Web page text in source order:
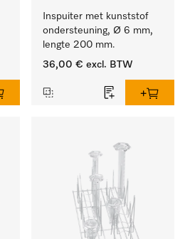
Inspuiter met kunststof
ondersteuning, Ø 6 mm,
lengte 200 mm.
36,00 € excl. BTW